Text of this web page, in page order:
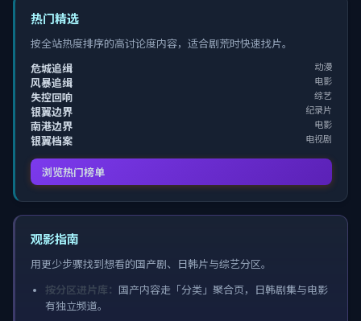
热门精选
按全站热度排序的高讨论度内容，适合剧荒时快速找片。
危城追缉
动漫
风暴追缉 电影
失控回响 综艺
银翼边界 纪录片
南港边界 电影
银翼档案 电视剧
浏览热门榜单
观影指南
用更少步骤找到想看的国产剧、日韩片与综艺分区。
按分区进片库： 国产内容走「分类」聚合页，日韩剧集与电影
有独立频道。